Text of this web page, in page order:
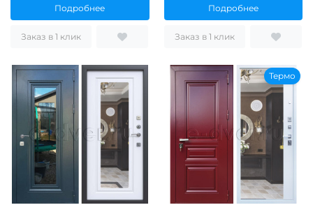
Подробнее
Заказ в 1 клик
Подробнее
Заказ в 1 клик
Термо